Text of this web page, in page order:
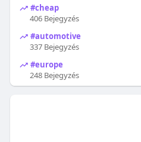
#cheap
406 Bejegyzés
#automotive
337 Bejegyzés
#europe
248 Bejegyzés